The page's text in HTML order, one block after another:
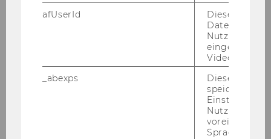
afUserId
Dieses
Daten von
Videos
_abexps
Dieses Cookie
speichert
Nutzer*in, zB.
Sprache,